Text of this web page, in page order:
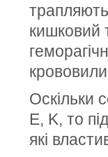
кишковий
Оскільки
E, K, то
які